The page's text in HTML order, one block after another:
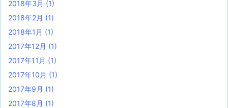
2018年3月 (1)
2018年2月 (1)
2018年1月 (1)
2017年12月 (1)
2017年11月 (1)
2017年10月 (1)
2017年9月 (1)
2017年8月 (1)